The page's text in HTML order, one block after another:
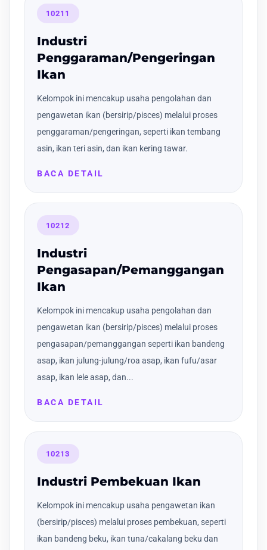
10211
Industri
Penggaraman/Pengeringan
Ikan
Kelompok ini mencakup usaha pengolahan dan
pengawetan ikan (bersirip/pisces) melalui proses
penggaraman/pengeringan, seperti ikan tembang
asin, ikan teri asin, dan ikan kering tawar.
BACA DETAIL
10212
Industri
Pengasapan/Pemanggangan
Ikan
Kelompok ini mencakup usaha pengolahan dan
pengawetan ikan (bersirip/pisces) melalui proses
pengasapan/pemanggangan seperti ikan bandeng
asap, ikan julung-julung/roa asap, ikan fufu/asar
asap, ikan lele asap, dan...
BACA DETAIL
10213
Industri Pembekuan Ikan
Kelompok ini mencakup usaha pengawetan ikan
(bersirip/pisces) melalui proses pembekuan, seperti
ikan bandeng beku, ikan tuna/cakalang beku dan